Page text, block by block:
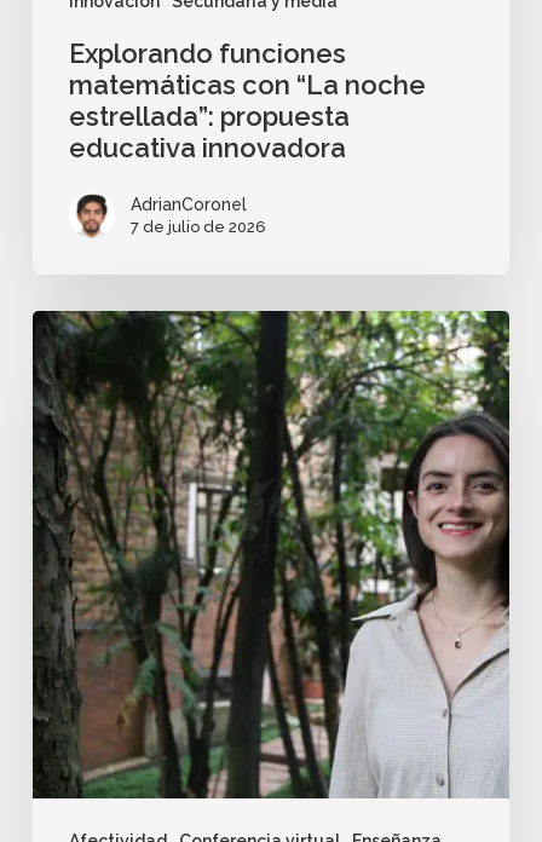
Explorando funciones
matemáticas con “La noche
estrellada”: propuesta
educativa innovadora
AdrianCoronel
7 de julio de 2026